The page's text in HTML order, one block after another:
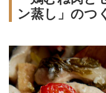
ン蒸し」のつ